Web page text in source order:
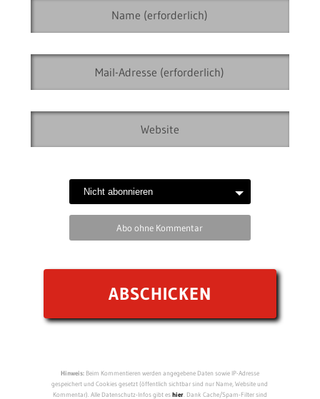
Abo ohne Kommentar
Hinweis:Beim Kommentieren werden angegebene Daten sowie IP-Adresse
gespeichert und Cookies gesetzt (öffentlich sichtbar sind nur Name, Website und
Kommentar). Alle Datenschutz-Infos gibt eshier. Dank Cache/Spam-Filter sind